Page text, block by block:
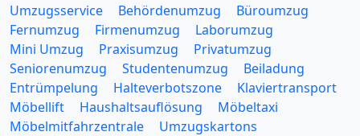
Umzugsservice Behördenumzug
Büroumzug
Fernumzug
Firmenumzug
Laborumzug
Mini Umzug
Praxisumzug
Privatumzug
Seniorenumzug
Studentenumzug
Beiladung
Entrümpelung
Halteverbotszone
Klaviertransport
Möbellift
Haushaltsauflösung
Möbeltaxi
Möbelmitfahrzentrale
Umzugskartons